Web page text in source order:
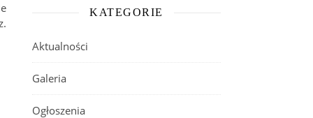
KATEGORIE
Aktualności
Galeria
Ogłoszenia